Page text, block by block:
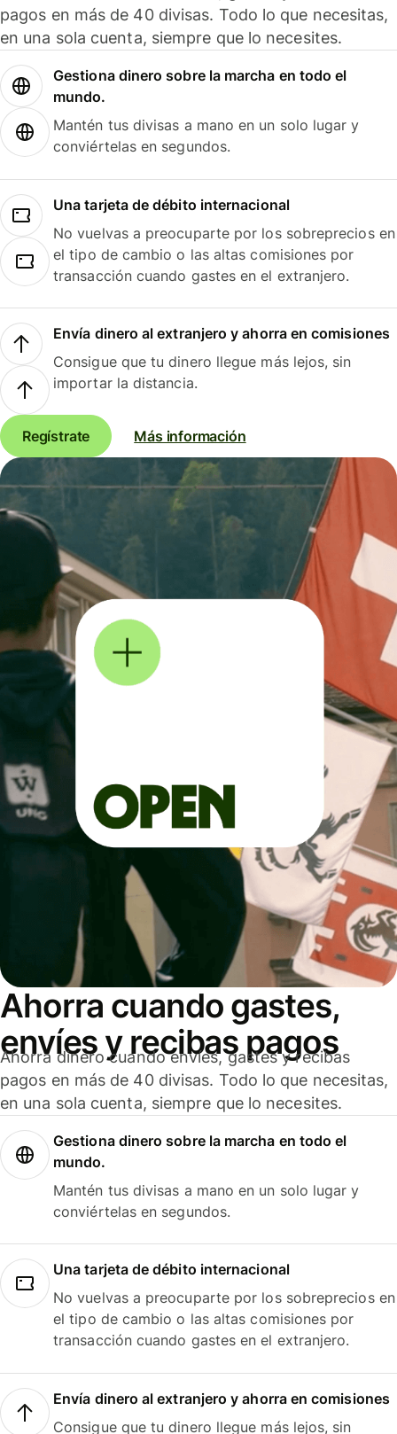
pagos en más de 40 divisas. Todo lo que necesitas,
en una sola cuenta, siempre que lo necesites.
Gestiona dinero sobre la marcha en todo el
mundo.
Mantén tus divisas a mano en un solo lugar y
conviértelas en segundos.
Una tarjeta de débito internacional
No vuelvas a preocuparte por los sobreprecios en
el tipo de cambio o las altas comisiones por
transacción cuando gastes en el extranjero.
Envía dinero al extranjero y ahorra en comisiones
Consigue que tu dinero llegue más lejos, sin
importar la distancia.
Regístrate Más información
Ahorra cuando gastes,
envíes y recibas pagos
Ahorra dinero cuando envíes, gastes y recibas
pagos en más de 40 divisas. Todo lo que necesitas,
en una sola cuenta, siempre que lo necesites.
Gestiona dinero sobre la marcha en todo el
mundo.
Mantén tus divisas a mano en un solo lugar y
conviértelas en segundos.
Una tarjeta de débito internacional
No vuelvas a preocuparte por los sobreprecios en
el tipo de cambio o las altas comisiones por
transacción cuando gastes en el extranjero.
Envía dinero al extranjero y ahorra en comisiones
Consigue que tu dinero llegue más lejos, sin